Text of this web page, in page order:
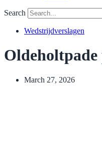
Search
Wedstrijdverslagen
March 27, 2026